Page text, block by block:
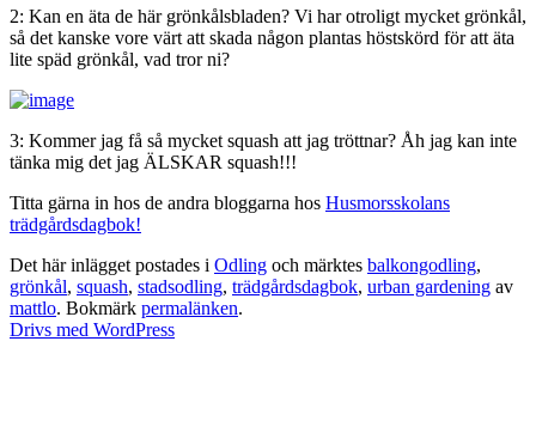
2: Kan en äta de här grönkålsbladen? Vi har otroligt mycket grönkål,
så det kanske vore värt att skada någon plantas höstskörd för att äta
lite späd grönkål, vad tror ni?
3: Kommer jag få så mycket squash att jag tröttnar? Åh jag kan inte
tänka mig det jag ÄLSKAR squash!!!
Titta gärna in hos de andra bloggarna hos Husmorsskolans
trädgårdsdagbok!
Det här inlägget postades i Odling och märktes balkongodling,
grönkål, squash, stadsodling, trädgårdsdagbok, urban gardening av
mattlo. Bokmärk permalänken.
Drivs med WordPress